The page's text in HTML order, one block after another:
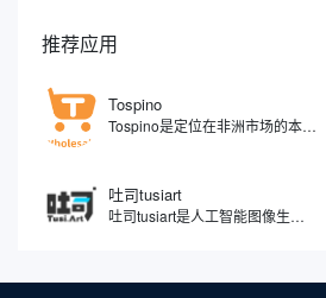
推荐应用
Tospino
Tospino是定位在非洲市场的本土化电商平台，旗下覆盖C端和B端的业务，分别搭建了零售（TospinoMall）和批发（Tospino）两个网站和APP移动端。TospinoMall经过两年发展，已经拿下了加纳绝大多数的网购市场份额，Tospino更是成为辐射西非的大型综合外贸线上批发交易平台。
吐司tusiart
吐司tusiart是人工智能图像生成工具，通过分析和理解您输入的文字描述，自动创作出与之匹配的图像。平台聚集了众多AI绘画模型，涵盖从二次元动漫到逼真写实等多种风格，您可以自由下载或在线运行这些模型进行图片生成。简单来说，您只需要用文字告诉它您想要什么，比如一只在喝咖啡的兔子，吐司tusiart就能在几秒钟内为您生成一张相应的图片。